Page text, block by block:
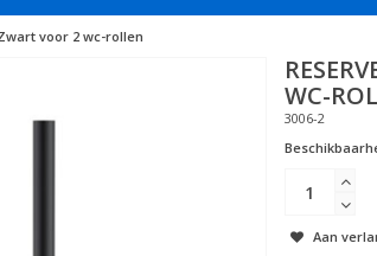
voor 2 wc-rollen
WC-
3006-2
Aan